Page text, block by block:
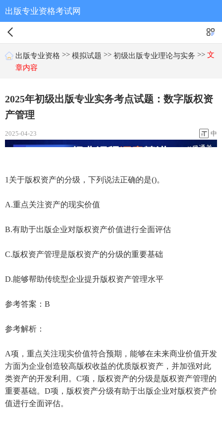
出版专业资格考试网
出版专业资格 >> 模拟试题 >> 初级出版专业理论与实务 >> 文
章内容
2025年初级出版专业实务考点试题：数字版权资
产管理
2025-04-23 中
1关于版权资产的分级，下列说法正确的是()。
A.重点关注资产的现实价值
B.有助于出版企业对版权资产价值进行全面评估
C.版权资产管理是版权资产的分级的重要基础
D.能够帮助传统型企业提升版权资产管理水平
参考答案：B
参考解析：
A项，重点关注现实价值符合预期，能够在未来商业价值开发
方面为企业创造较高版权收益的优质版权资产，并加强对此
类资产的开发利用。C项，版权资产的分级是版权资产管理的
重要基础。D项，版权资产分级有助于出版企业对版权资产价
值进行全面评估。